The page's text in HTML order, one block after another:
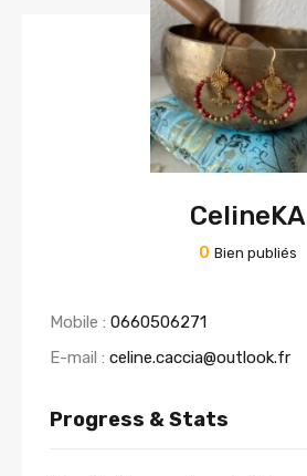
CelineKA
0 Bien publiés
Mobile : 0660506271
E-mail : celine.caccia@outlook.fr
Progress & Stats